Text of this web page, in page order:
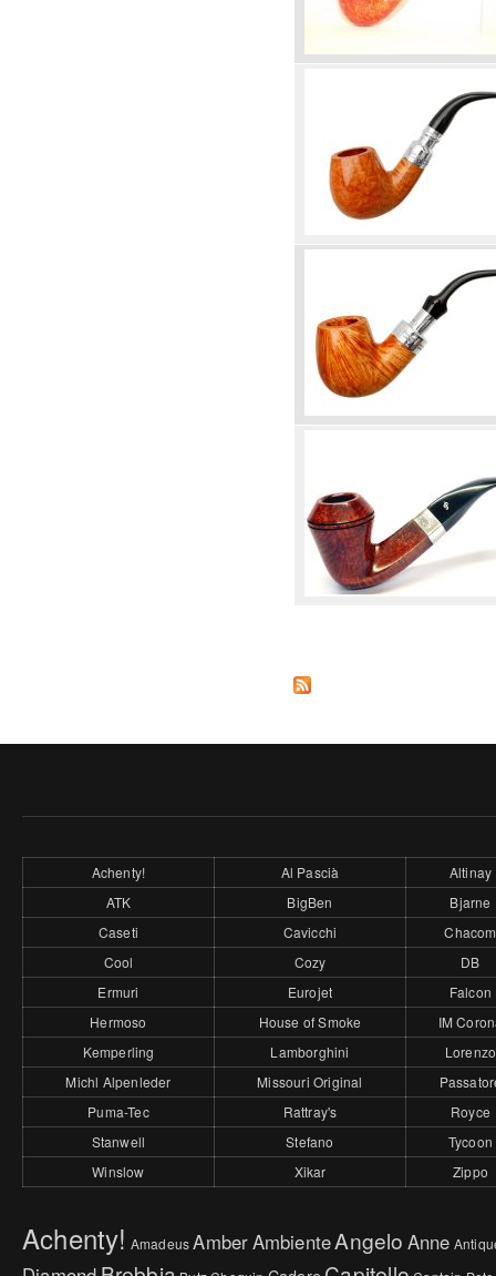
Achenty! Al Pascià
Altinay
ATK
BigBen
Bjarne
Caseti
Cavicchi
Chacom
Cool
Cozy
DB
Ermuri
Eurojet
Falcon
Hermoso
House of Smoke
IM
Kemperling
Lamborghini
Lorenzo
Michl Alpenleder
Missouri Original
Puma-Tec
Rattray's
Royce
Stanwell
Stefano
Tycoon
Winslow
Xikar Zippo
Achenty! Amadeus AmberAmbienteAngelo Anne